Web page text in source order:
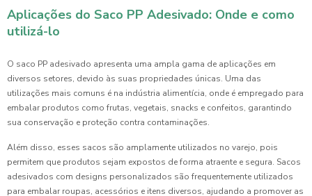
Aplicações do Saco PP Adesivado: Onde e como
utilizá-lo
O saco PP adesivado apresenta uma ampla gama de aplicações em
diversos setores, devido às suas propriedades únicas. Uma das
utilizações mais comuns é na indústria alimentícia, onde é empregado para
embalar produtos como frutas, vegetais, snacks e confeitos, garantindo
sua conservação e proteção contra contaminações.
Além disso, esses sacos são amplamente utilizados no varejo, pois
permitem que produtos sejam expostos de forma atraente e segura. Sacos
adesivados com designs personalizados são frequentemente utilizados
para embalar roupas, acessórios e itens diversos, ajudando a promover as